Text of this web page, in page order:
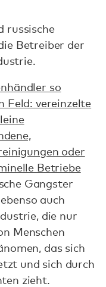
russische
Betreiber der
so
Feld: vereinzelte
oder
Betriebe
Gangster
auch
die nur
Menschen
das sich
und sich durch
zieht.